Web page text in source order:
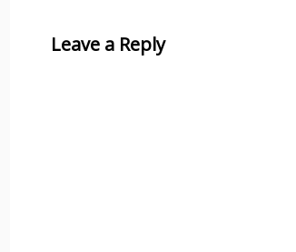
Leave a Reply